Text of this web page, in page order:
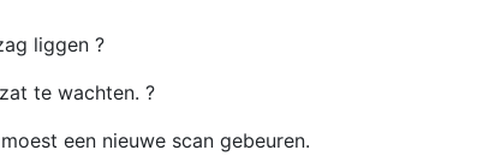
liggen ?
te wachten. ?
een nieuwe scan gebeuren.